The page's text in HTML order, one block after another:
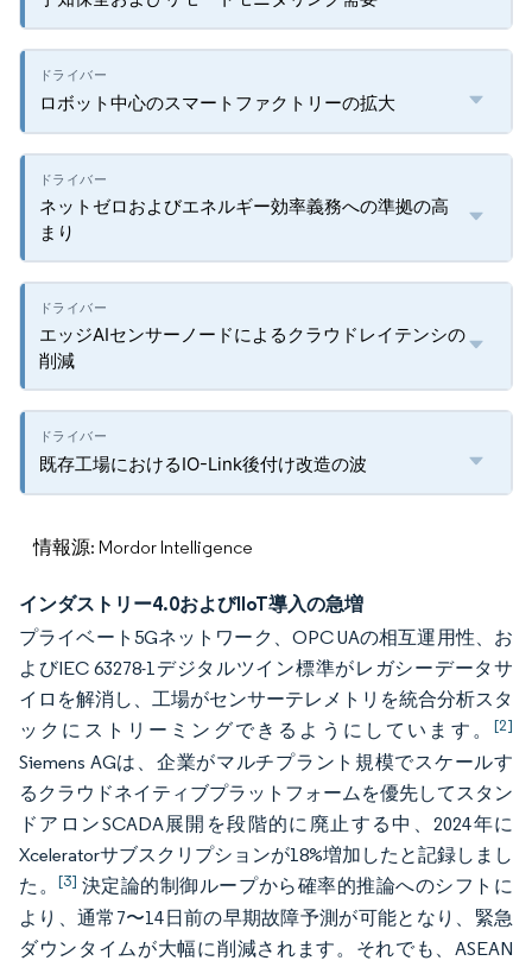
ロボット中心のスマートファクトリーの拡大
ネットゼロおよびエネルギー効率義務への準拠の高
まり
エッジAIセンサーノードによるクラウドレイテンシの
削減
既存工場におけるIO-Link後付け改造の波
情報源: Mordor Intelligence
インダストリー4.0およびIIoT導入の急増
プライベート5Gネットワーク、OPC UAの相互運用性、お
よびIEC 63278-1デジタルツイン標準がレガシーデータサ
イロを解消し、工場がセンサーテレメトリを統合分析スタ
ックにストリーミングできるようにしています。 [2]
Siemens AGは、企業がマルチプラント規模でスケールす
るクラウドネイティブプラットフォームを優先してスタン
ドアロンSCADA展開を段階的に廃止する中、2024年に
Xceleratorサブスクリプションが18%増加したと記録しまし
た。[3] 決定論的制御ループから確率的推論へのシフトに
より、通常7〜14日前の早期故障予測が可能となり、緊急
ダウンタイムが大幅に削減されます。それでも、ASEAN